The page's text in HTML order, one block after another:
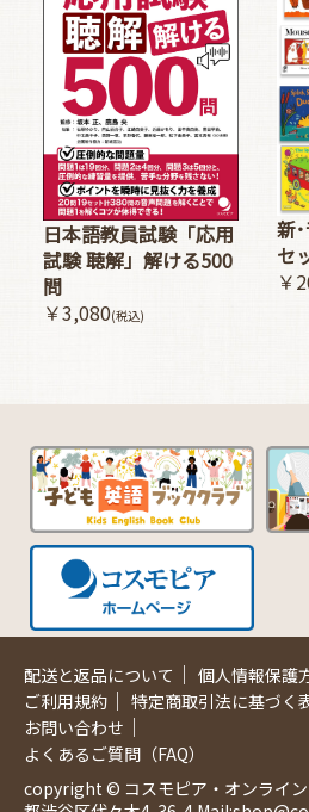
日本語教員試験「応用
試験 聴解」解ける500
問
￥3,080(税込)
新
セ
￥
配送と返品について ｜ 個人情報保護
ご利用規約 ｜ 特定商取引法に基づく
お問い合わせ ｜
よくあるご質問（FAQ）
copyright © コスモピア・オンライ